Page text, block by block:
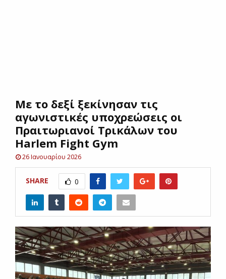
UMε το δεξί ξεκίνησαν τις
αγωνιστικές υποχρεώσεις οι
Πραιτωριανοί Τρικάλων του
Harlem Fight Gym
26 Ιανουαρίου 2026
SHARE 0